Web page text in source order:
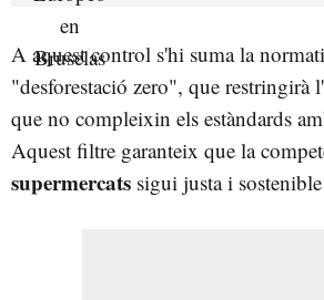
A aquest control s'hi suma la
"desforestació zero", que restringirà
que no compleixin els estàndards
Aquest filtre garanteix que la
supermercats sigui justa i